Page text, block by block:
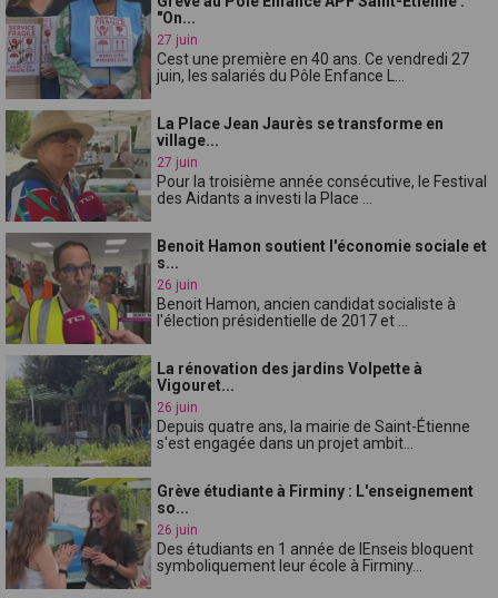
"On...
27 juin
Cest une première en 40 ans. Ce vendredi 27
juin, les salariés du Pôle Enfance L...
La Place Jean Jaurès se transforme en
village...
27 juin
Pour la troisième année consécutive, le Festival
des Aidants a investi la Place ...
Benoit Hamon soutient l'économie sociale et
s...
26 juin
Benoit Hamon, ancien candidat socialiste à
l'élection présidentielle de 2017 et ...
La rénovation des jardins Volpette à
Vigouret...
26 juin
Depuis quatre ans, la mairie de Saint-Étienne
s'est engagée dans un projet ambit...
Grève étudiante à Firminy : L'enseignement
so...
26 juin
Des étudiants en 1 année de lEnseis bloquent
symboliquement leur école à Firminy...